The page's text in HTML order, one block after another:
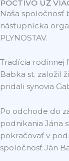
POCTIVO UŽ
Naša spoločnosť
nástupnícka
PLYNOSTAV.
Tradícia rodinnej
Babka st. založil
pridali synovia
Po odchode do
podnikania Jána
pokračovať v
spoločnosť Ján